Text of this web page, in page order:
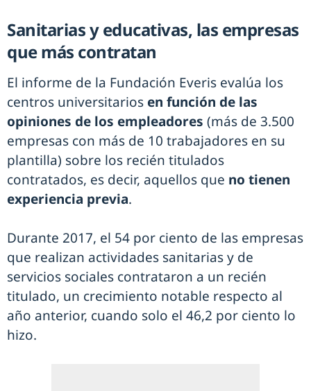
Sanitarias y educativas, las empresas
que más contratan
El informe de la Fundación Everis evalúa los
centros universitarios en función de las
opiniones de los empleadores (más de 3.500
empresas con más de 10 trabajadores en su
plantilla) sobre los recién titulados
contratados, es decir, aquellos que no tienen
experiencia previa.
Durante 2017, el 54 por ciento de las empresas
que realizan actividades sanitarias y de
servicios sociales contrataron a un recién
titulado, un crecimiento notable respecto al
año anterior, cuando solo el 46,2 por ciento lo
hizo.